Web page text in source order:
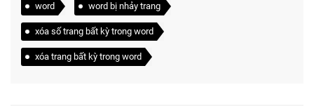
word word bị nhảy trang
xóa số trang bất kỳ trong word
xóa trang bất kỳ trong word